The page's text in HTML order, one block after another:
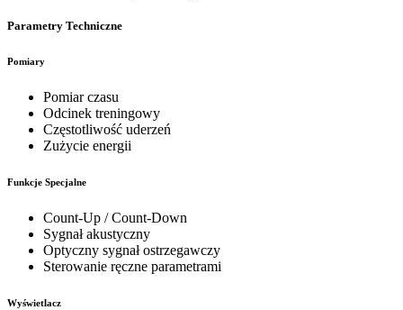
Parametry Techniczne
Pomiary
Pomiar czasu
Odcinek treningowy
Częstotliwość uderzeń
Zużycie energii
Funkcje Specjalne
Count-Up / Count-Down
Sygnał akustyczny
Optyczny sygnał ostrzegawczy
Sterowanie ręczne parametrami
Wyświetlacz